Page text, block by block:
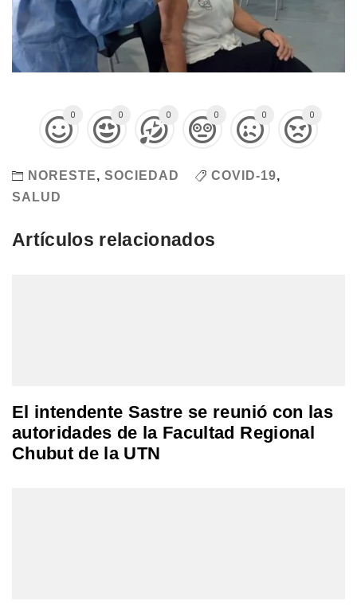
0 0 0 0 0 0
NORESTE, SOCIEDAD COVID-19,
SALUD
Artículos relacionados
El intendente Sastre se reunió con las
autoridades de la Facultad Regional
Chubut de la UTN